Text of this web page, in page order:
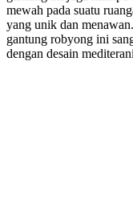
mewah pada suatu
yang unik dan
gantung robyong ini
dengan desain